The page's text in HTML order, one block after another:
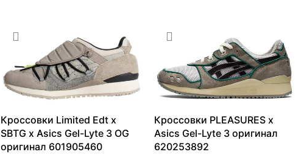
Кроссовки Limited Edt x
SBTG x Asics Gel-Lyte 3 OG
оригинал 601905460
Кроссовки PLEASURES x
Asics Gel-Lyte 3 оригинал
620253892